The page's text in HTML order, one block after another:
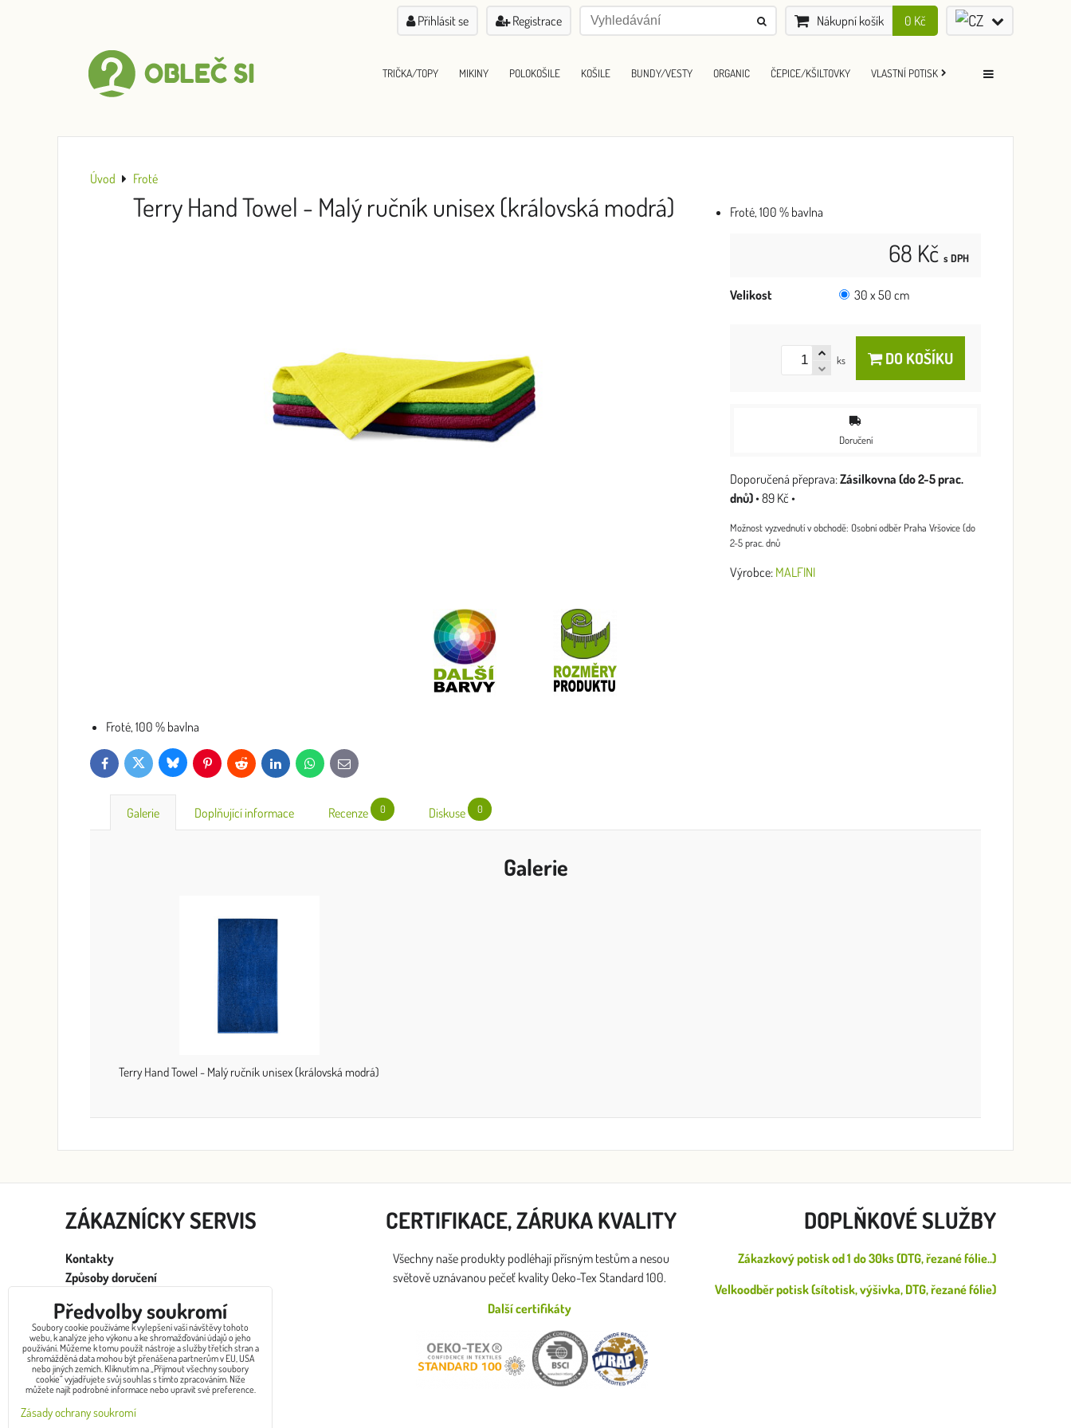
Přihlásit se Registrace Nákupní košík 0 Kč
TRIČKA/TOPY MIKINY POLOKOŠILE KOŠILE BUNDY/VESTY ORGANIC ČEPICE/KŠILTOVKY VLASTNÍ POTISK
Úvod Froté
Terry Hand Towel - Malý ručník unisex (královská modrá) Froté, 100 % bavlna
68 Kč s DPH
Velikost 30 x 50 cm
ks DO KOŠÍKU
Doručení
Zásilkovna (do 2-5 prac.
dnů)•89 Kč •
Osobní odběr Praha Vršovice (do
2-5 prac. dnů
Výrobce: MALFINI
Froté, 100 % bavlna
FacebookTwitter Bluesky PinterestReddit LinkedInWhatsApp
E-
mail
Galerie Doplňující informace Recenze 0 Diskuse 0
Galerie
Terry Hand Towel - Malý ručník unisex (královská modrá)
ZÁKAZNÍCKY SERVIS
Kontakty
Způsoby doručení
Ochrana osobních údajů
Výměna zboží
Reklamace
Vrácení/Odstoupení od smlouvy
CERTIFIKACE, ZÁRUKA KVALITY
Všechny naše produkty podléhají přísným testům a nesou
světově uznávanou pečeť kvality Oeko-Tex Standard 100.
Další certifikáty
DOPLŇKOVÉ SLUŽBY
Zákazkový potisk od 1 do 30ks (DTG, řezané fólie..)
Velkoodběr potisk (sítotisk, výšivka, DTG, řezané fólie)
Předvolby soukromí
Soubory cookie používáme k vylepšení vaší návštěvy tohoto
webu, k analýze jeho výkonu a ke shromažďování údajů o jeho
používání. Můžeme k tomu použít nástroje a služby třetích stran a
shromážděná data mohou být přenášena partnerům v EU, USA
nebo jiných zemích. Kliknutím na „Přijmout všechny soubory
cookie“ vyjadřujete svůj souhlas s tímto zpracováním. Níže
můžete najít podrobné informace nebo upravit své preference.
Zásady ochrany soukromí